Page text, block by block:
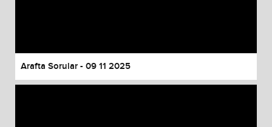
Arafta Sorular - 09 11 2025